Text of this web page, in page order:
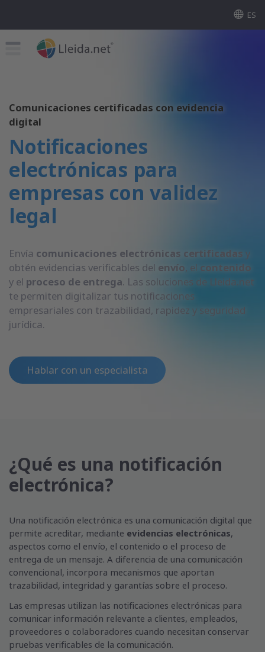
ES
Comunicaciones certificadas con evidencia
digital
Notificaciones
electrónicas para
empresas con validez
legal
Envía comunicaciones electrónicas certificadas y
obtén evidencias verificables del envío, el contenido
y el proceso de entrega. Las soluciones de Lleida.net
te permiten digitalizar tus notificaciones
empresariales con trazabilidad, rapidez y seguridad
jurídica.
Hablar con un especialista
¿Qué es una notificación
electrónica?
Una notificación electrónica es una comunicación digital que
permite acreditar, mediante evidencias electrónicas,
aspectos como el envío, el contenido o el proceso de
entrega de un mensaje. A diferencia de una comunicación
convencional, incorpora mecanismos que aportan
trazabilidad, integridad y garantías sobre el proceso.
Las empresas utilizan las notificaciones electrónicas para
comunicar información relevante a clientes, empleados,
proveedores o colaboradores cuando necesitan conservar
pruebas verificables de la comunicación.